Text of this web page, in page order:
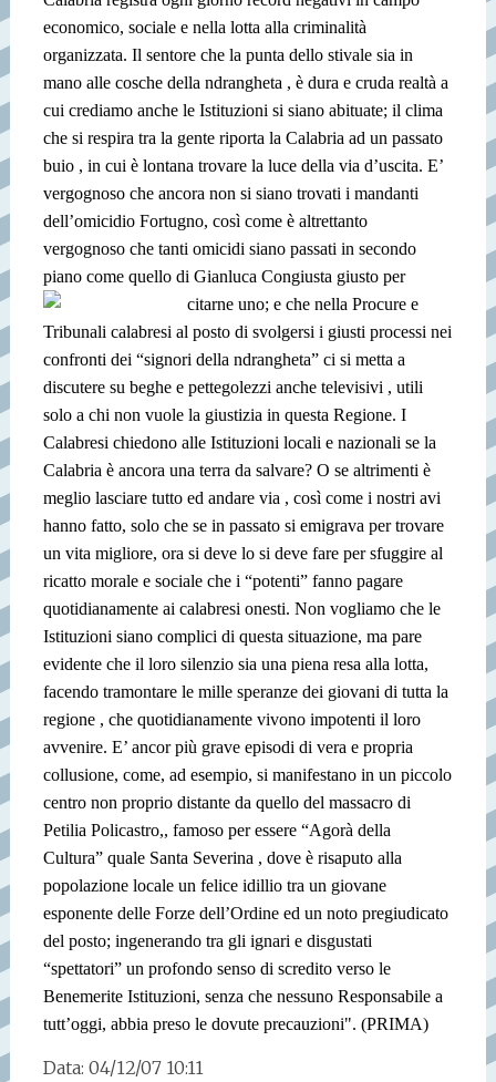
economico, sociale e nella lotta alla criminalità
organizzata. Il sentore che la punta dello stivale sia in
mano alle cosche della ndrangheta , è dura e cruda realtà a
cui crediamo anche le Istituzioni si siano abituate; il clima
che si respira tra la gente riporta la Calabria ad un passato
buio , in cui è lontana trovare la luce della via d’uscita. E’
vergognoso che ancora non si siano trovati i mandanti
dell’omicidio Fortugno, così come è altrettanto
vergognoso che tanti omicidi siano passati in secondo
piano come quello di Gianluca Congiusta giusto per
citarne uno; e che nella Procure e
Tribunali calabresi al posto di svolgersi i giusti processi nei
confronti dei “signori della ndrangheta” ci si metta a
discutere su beghe e pettegolezzi anche televisivi , utili
solo a chi non vuole la giustizia in questa Regione. I
Calabresi chiedono alle Istituzioni locali e nazionali se la
Calabria è ancora una terra da salvare? O se altrimenti è
meglio lasciare tutto ed andare via , così come i nostri avi
hanno fatto, solo che se in passato si emigrava per trovare
un vita migliore, ora si deve lo si deve fare per sfuggire al
ricatto morale e sociale che i “potenti” fanno pagare
quotidianamente ai calabresi onesti. Non vogliamo che le
Istituzioni siano complici di questa situazione, ma pare
evidente che il loro silenzio sia una piena resa alla lotta,
facendo tramontare le mille speranze dei giovani di tutta la
regione , che quotidianamente vivono impotenti il loro
avvenire. E’ ancor più grave episodi di vera e propria
collusione, come, ad esempio, si manifestano in un piccolo
centro non proprio distante da quello del massacro di
Petilia Policastro,, famoso per essere “Agorà della
Cultura” quale Santa Severina , dove è risaputo alla
popolazione locale un felice idillio tra un giovane
esponente delle Forze dell’Ordine ed un noto pregiudicato
del posto; ingenerando tra gli ignari e disgustati
“spettatori” un profondo senso di scredito verso le
Benemerite Istituzioni, senza che nessuno Responsabile a
tutt’oggi, abbia preso le dovute precauzioni". (PRIMA)
Data: 04/12/07 10:11